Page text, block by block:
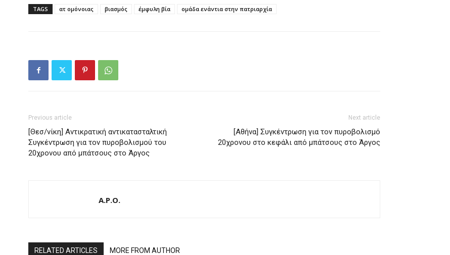
TAGS ατ ομόνοιας βιασμός έμφυλη βία ομάδα ενάντια στην πατριαρχία
Previous article
[Θεσ/νίκη] Αντικρατική αντικατασταλτική
Συγκέντρωση για τον πυροβολισμού του
20χρονου από μπάτσους στο Άργος
Next article
[Αθήνα] Συγκέντρωση για τον πυροβολισμό
20χρονου στο κεφάλι από μπάτσους στο Άργος
A.P.O.
RELATED ARTICLES MORE FROM AUTHOR